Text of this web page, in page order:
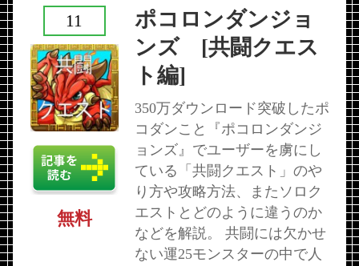
ポコロンダンジョ
ンズ [共闘クエス
ト編]
350万ダウンロード突破したポ
コダンこと『ポコロンダンジ
ョンズ』でユーザーを虜にし
ている「共闘クエスト」のや
り方や攻略方法、またソロク
エストとどのように違うのか
などを解説。 共闘には欠かせ
ない運25モンスターの中で人
11
無料